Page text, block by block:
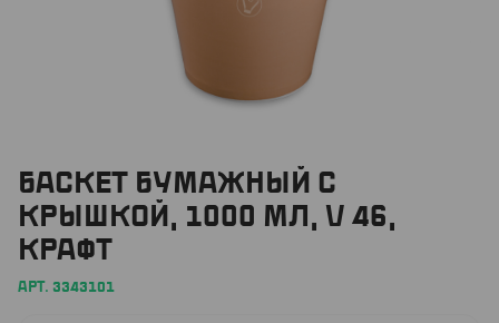
БАСКЕТ БУМАЖНЫЙ С
КРЫШКОЙ, 1000 МЛ, V 46,
КРАФТ
АРТ. 3343101